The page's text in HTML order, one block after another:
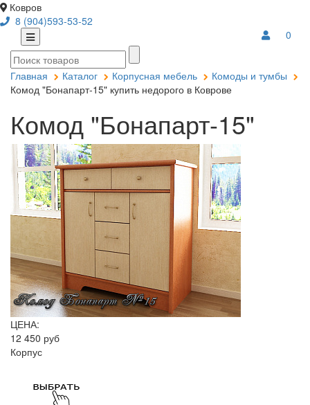
Ковров
8 (904)593-53-52
0
Главная Каталог Корпусная мебель
Комоды и тумбы
Комод "Бонапарт-15" купить недорого в Коврове
Комод "Бонапарт-15"
ЦЕНА:
12 450 руб
Корпус